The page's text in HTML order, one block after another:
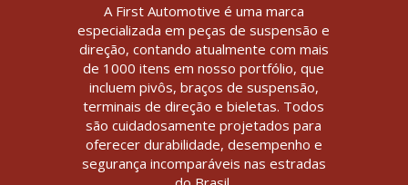
A First Automotive é uma marca
especializada em peças de suspensão e
direção, contando atualmente com mais
de 1000 itens em nosso portfólio, que
incluem pivôs, braços de suspensão,
terminais de direção e bieletas. Todos
são cuidadosamente projetados para
oferecer durabilidade, desempenho e
segurança incomparáveis nas estradas